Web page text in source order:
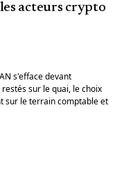
acteurs crypto
s'efface devant
sur le quai, le choix
sur le terrain comptable et